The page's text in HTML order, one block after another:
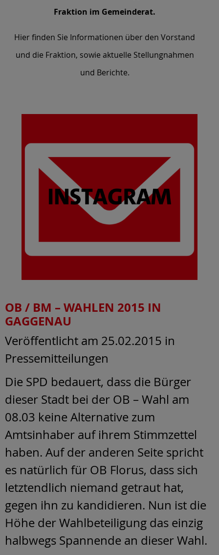
Fraktion im Gemeinderat.
Hier finden Sie Informationen über den Vorstand
und die Fraktion, sowie aktuelle Stellungnahmen
und Berichte.
OB / BM – WAHLEN 2015 IN
GAGGENAU
Veröffentlicht am 25.02.2015 in
Pressemitteilungen
Die SPD bedauert, dass die Bürger
dieser Stadt bei der OB – Wahl am
08.03 keine Alternative zum
Amtsinhaber auf ihrem Stimmzettel
haben. Auf der anderen Seite spricht
es natürlich für OB Florus, dass sich
letztendlich niemand getraut hat,
gegen ihn zu kandidieren. Nun ist die
Höhe der Wahlbeteiligung das einzig
halbwegs Spannende an dieser Wahl.